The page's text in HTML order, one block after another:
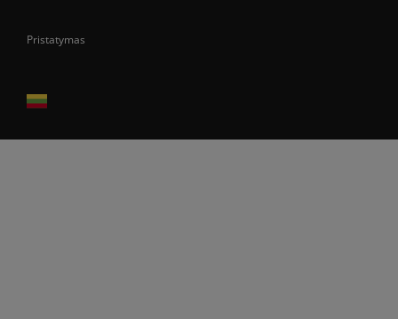
Pristatymas